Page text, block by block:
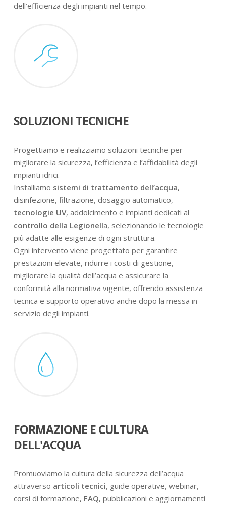
dell’efficienza degli impianti nel tempo.
SOLUZIONI TECNICHE
Progettiamo e realizziamo soluzioni tecniche per
migliorare la sicurezza, l’efficienza e l’affidabilità degli
impianti idrici.
Installiamo sistemi di trattamento dell’acqua,
disinfezione, filtrazione, dosaggio automatico,
tecnologie UV, addolcimento e impianti dedicati al
controllo della Legionella, selezionando le tecnologie
più adatte alle esigenze di ogni struttura.
Ogni intervento viene progettato per garantire
prestazioni elevate, ridurre i costi di gestione,
migliorare la qualità dell’acqua e assicurare la
conformità alla normativa vigente, offrendo assistenza
tecnica e supporto operativo anche dopo la messa in
servizio degli impianti.
FORMAZIONE E CULTURA
DELL'ACQUA
Promuoviamo la cultura della sicurezza dell’acqua
attraverso articoli tecnici, guide operative, webinar,
corsi di formazione, FAQ, pubblicazioni e aggiornamenti